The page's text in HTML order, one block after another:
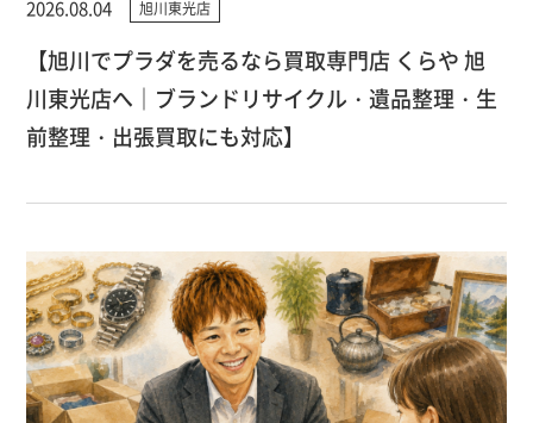
2026.08.04 旭川東光店
【旭川でプラダを売るなら買取専門店 くらや 旭
川東光店へ｜ブランドリサイクル・遺品整理・生
前整理・出張買取にも対応】